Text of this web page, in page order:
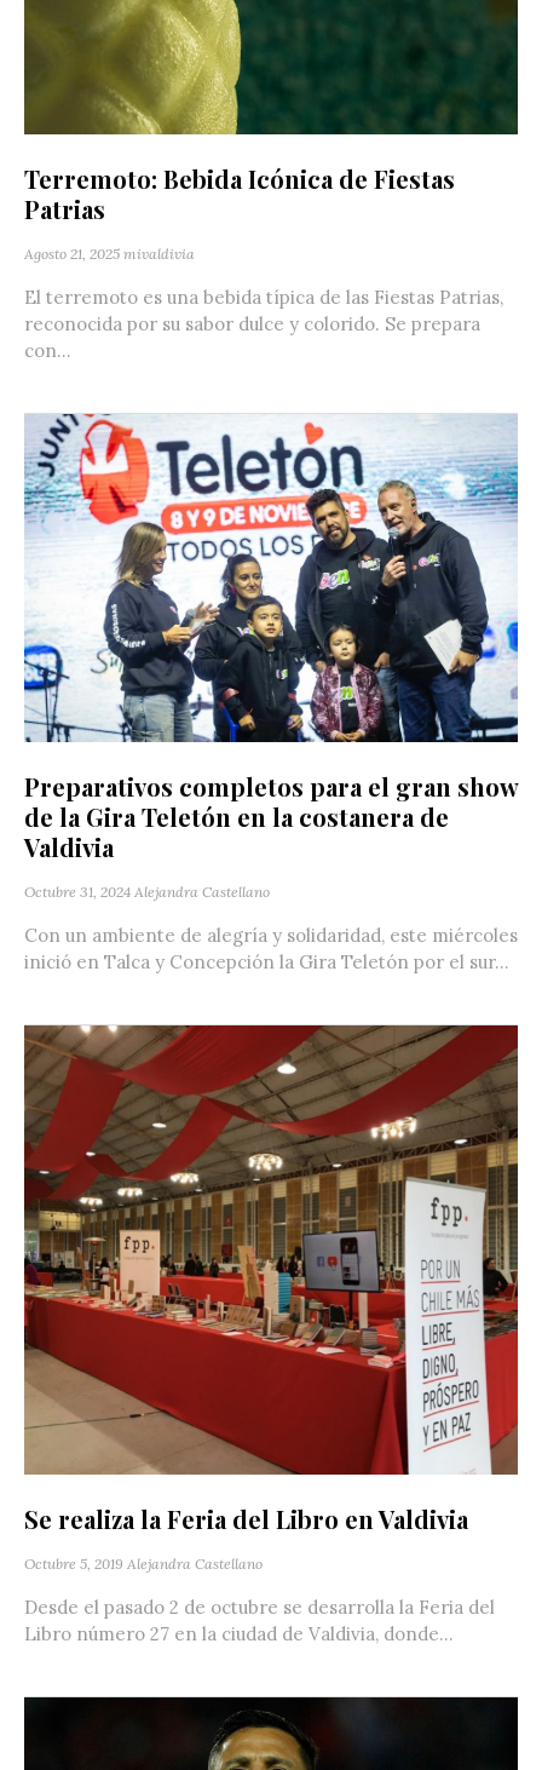
Terremoto: Bebida Icónica de Fiestas
Patrias
Agosto 21, 2025 mivaldivia
El terremoto es una bebida típica de las Fiestas Patrias,
reconocida por su sabor dulce y colorido. Se prepara
con...
Preparativos completos para el gran show
de la Gira Teletón en la costanera de
Valdivia
Octubre 31, 2024 Alejandra Castellano
Con un ambiente de alegría y solidaridad, este miércoles
inició en Talca y Concepción la Gira Teletón por el sur...
Se realiza la Feria del Libro en Valdivia
Octubre 5, 2019 Alejandra Castellano
Desde el pasado 2 de octubre se desarrolla la Feria del
Libro número 27 en la ciudad de Valdivia, donde...